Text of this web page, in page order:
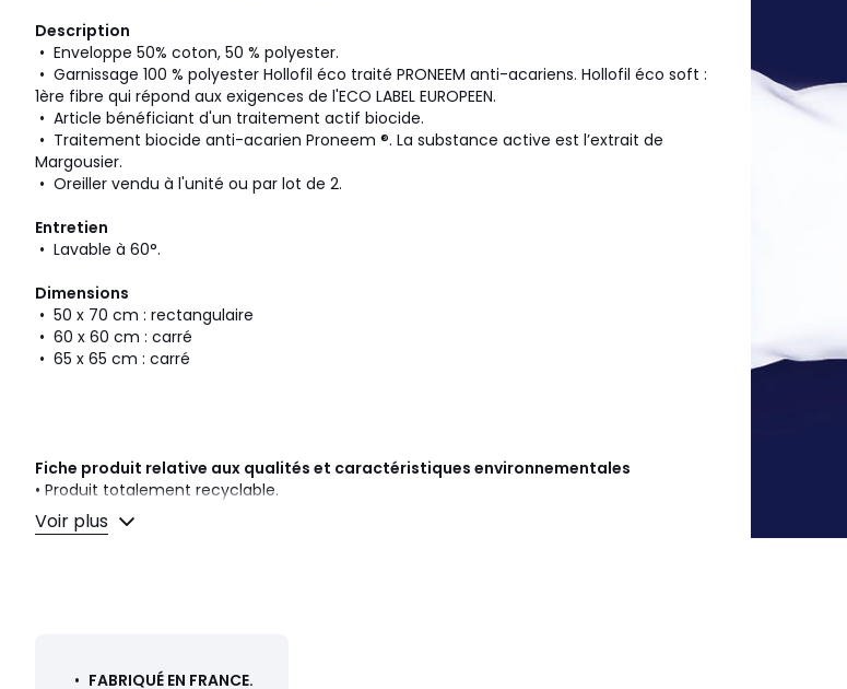
Description
• Enveloppe 50% coton, 50 % polyester.
• Garnissage 100 % polyester Hollofil éco traité PRONEEM anti-acariens. Hollofil éco soft :
1ère fibre qui répond aux exigences de l'ECO LABEL EUROPEEN.
• Article bénéficiant d'un traitement actif biocide.
• Traitement biocide anti-acarien Proneem ®. La substance active est l’extrait de
Margousier.
• Oreiller vendu à l'unité ou par lot de 2.
Entretien
• Lavable à 60°.
Dimensions
• 50 x 70 cm : rectangulaire
• 60 x 60 cm : carré
• 65 x 65 cm : carré
Fiche produit relative aux qualités et caractéristiques environnementales
• Produit totalement recyclable.
Couleurs
Voir plus
• FABRIQUÉ EN FRANCE.